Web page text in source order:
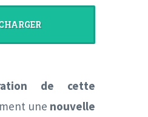
de cette
une nouvelle